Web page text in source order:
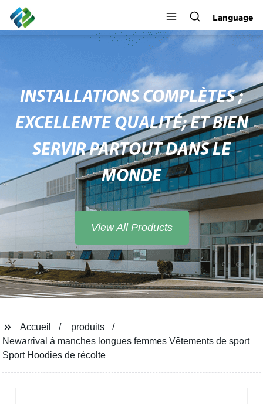
Language
INSTALLATIONS COMPLÈTES ;
EXCELLENTE QUALITÉ; ET BIEN
SERVIR PARTOUT DANS LE
MONDE
View All Products
Accueil
produits
Newarrival à manches longues femmes Vêtements de sport
Sport Hoodies de récolte